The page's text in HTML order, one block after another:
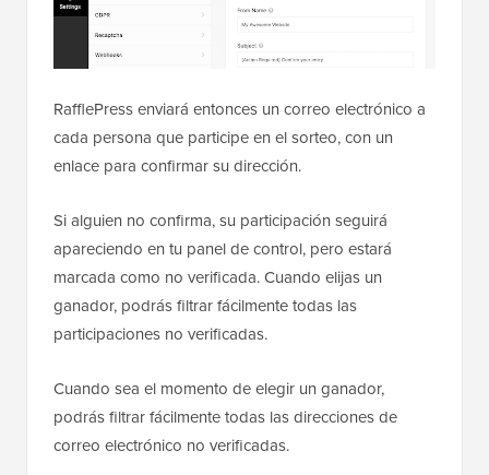
RafflePress enviará entonces un correo electrónico a
cada persona que participe en el sorteo, con un
enlace para confirmar su dirección.
Si alguien no confirma, su participación seguirá
apareciendo en tu panel de control, pero estará
marcada como no verificada. Cuando elijas un
ganador, podrás filtrar fácilmente todas las
participaciones no verificadas.
Cuando sea el momento de elegir un ganador,
podrás filtrar fácilmente todas las direcciones de
correo electrónico no verificadas.